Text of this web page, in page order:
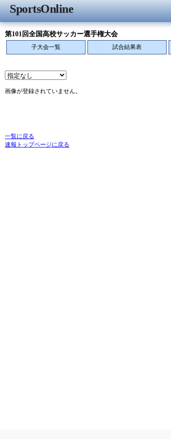
SportsOnline
第101回全国高校サッカー選手権大会
子大会一覧 試合結果表
画像が登録されていません。
一覧に戻る
速報トップページに戻る